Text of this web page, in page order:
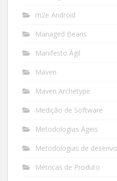
m2e Android
Managed Beans
Manifesto Ágil
Maven
Maven Archetype
Medição de Software
Metodologias Ágeis
Metodologias de
Métricas de Produto